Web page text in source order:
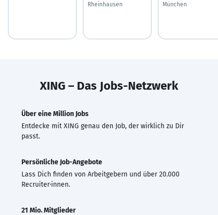
Rheinhausen
München
XING – Das Jobs-Netzwerk
Über eine Million Jobs
Entdecke mit XING genau den Job, der wirklich zu Dir
passt.
Persönliche Job-Angebote
Lass Dich finden von Arbeitgebern und über 20.000
Recruiter·innen.
21 Mio. Mitglieder